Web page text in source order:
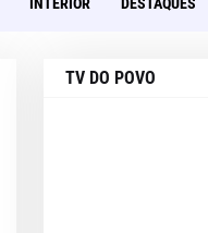
TV DO POVO